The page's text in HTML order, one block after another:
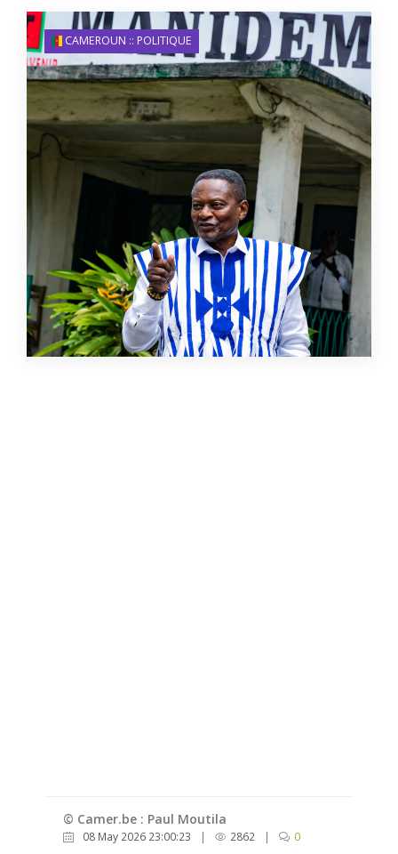
CAMEROUN :: POLITIQUE
© Camer.be : Paul Moutila
08 May 2026 23:00:23 | 2862 | 0